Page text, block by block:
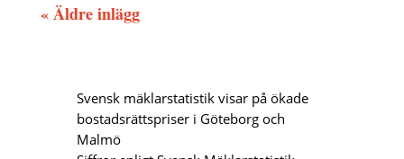
« Äldre inlägg
Svensk mäklarstatistik visar på ökade
bostadsrättspriser i Göteborg och
Malmö